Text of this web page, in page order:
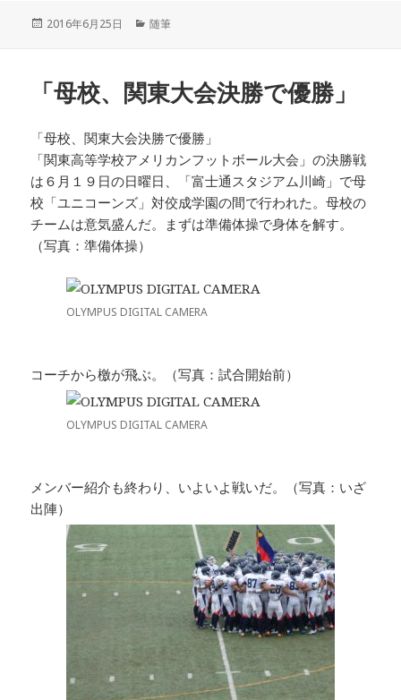
投
2016年6月25日
カ
ー
随筆
「母校、関東大会決勝で優勝」
「母校、関東大会決勝で優勝」
「関東高等学校アメリカンフットボール大会」の決勝戦
は６月１９日の日曜日、「富士通スタジアム川崎」で母
校「ユニコーンズ」対佼成学園の間で行われた。母校の
チームは意気盛んだ。まずは準備体操で身体を解す。
（写真：準備体操）
OLYMPUS DIGITAL CAMERA
コーチから檄が飛ぶ。（写真：試合開始前）
OLYMPUS DIGITAL CAMERA
メンバー紹介も終わり、いよいよ戦いだ。（写真：いざ
出陣）